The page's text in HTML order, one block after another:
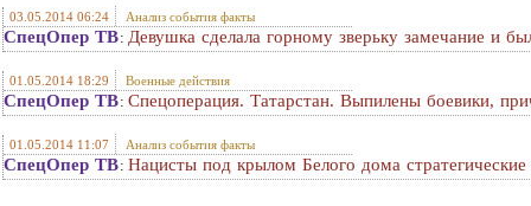
03.05.2014 06:24 Анализ события факты
СпецОпер ТВ: Девушка сделала горному зверьку замечание и
01.05.2014 18:29 Военные действия
СпецОпер ТВ: Спецоперация. Татарстан. Выпилены боевики,
01.05.2014 11:07 Анализ события факты
СпецОпер ТВ: Нацисты под крылом Белого дома